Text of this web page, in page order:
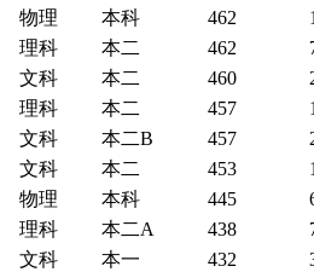
物理 本科 462
理科 本二 462
文科 本二 460
理科 本二 457
文科 本二B 457
文科 本二 453
物理 本科 445
理科 本二A 438
文科 本一 432